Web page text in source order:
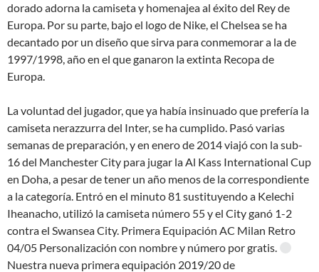
dorado adorna la camiseta y homenajea al éxito del Rey de
Europa. Por su parte, bajo el logo de Nike, el Chelsea se ha
decantado por un diseño que sirva para conmemorar a la de
1997/1998, año en el que ganaron la extinta Recopa de
Europa.
La voluntad del jugador, que ya había insinuado que prefería la
camiseta nerazzurra del Inter, se ha cumplido. Pasó varias
semanas de preparación, y en enero de 2014 viajó con la sub-
16 del Manchester City para jugar la Al Kass International Cup
en Doha, a pesar de tener un año menos de la correspondiente
a la categoría. Entró en el minuto 81 sustituyendo a Kelechi
Iheanacho, utilizó la camiseta número 55 y el City ganó 1-2
contra el Swansea City. Primera Equipación AC Milan Retro
04/05 Personalización con nombre y número por gratis.
Nuestra nueva primera equipación 2019/20 de